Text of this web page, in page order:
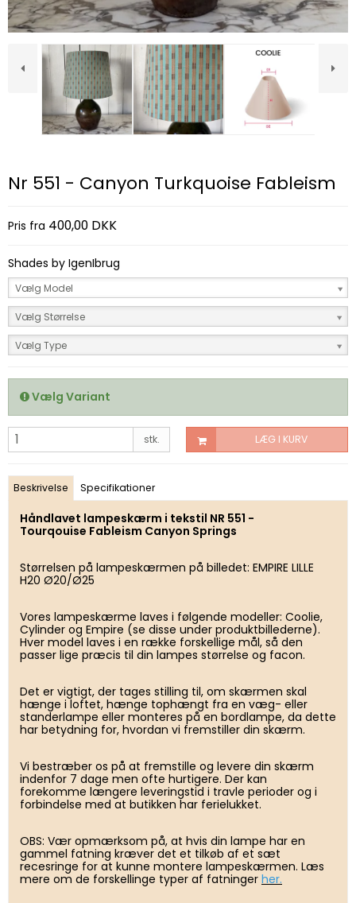
Nr 551 - Canyon Turkquoise Fableism
Pris fra 400,00 DKK
Shades by IgenIbrug
Vælg Model
Vælg Størrelse
Vælg Type
Vælg Variant
stk. LÆG I KURV
Beskrivelse Specifikationer
Håndlavet lampeskærm i tekstil NR 551 -
Tourqouise Fableism Canyon Springs
Størrelsen på lampeskærmen på billedet: EMPIRE LILLE
H20 Ø20/Ø25
Vores lampeskærme laves i følgende modeller: Coolie,
Cylinder og Empire (se disse under produktbillederne).
Hver model laves i en række forskellige mål, så den
passer lige præcis til din lampes størrelse og facon.
Det er vigtigt, der tages stilling til, om skærmen skal
hænge i loftet, hænge tophængt fra en væg- eller
standerlampe eller monteres på en bordlampe, da dette
har betydning for, hvordan vi fremstiller din skærm.
Vi bestræber os på at fremstille og levere din skærm
indenfor 7 dage men ofte hurtigere. Der kan
forekomme længere leveringstid i travle perioder og i
forbindelse med at butikken har ferielukket.
OBS: Vær opmærksom på, at hvis din lampe har en
gammel fatning kræver det et tilkøb af et sæt
recesringe for at kunne montere lampeskærmen. Læs
mere om de forskellinge typer af fatninger her.